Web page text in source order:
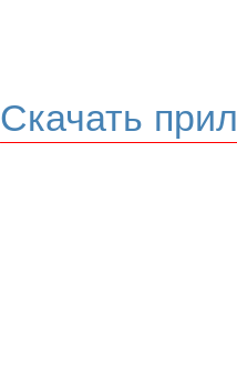
Скачать